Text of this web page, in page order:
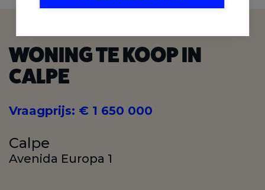
WONING TE KOOP IN
CALPE
Vraagprijs: € 1 650 000
Calpe
Avenida Europa 1